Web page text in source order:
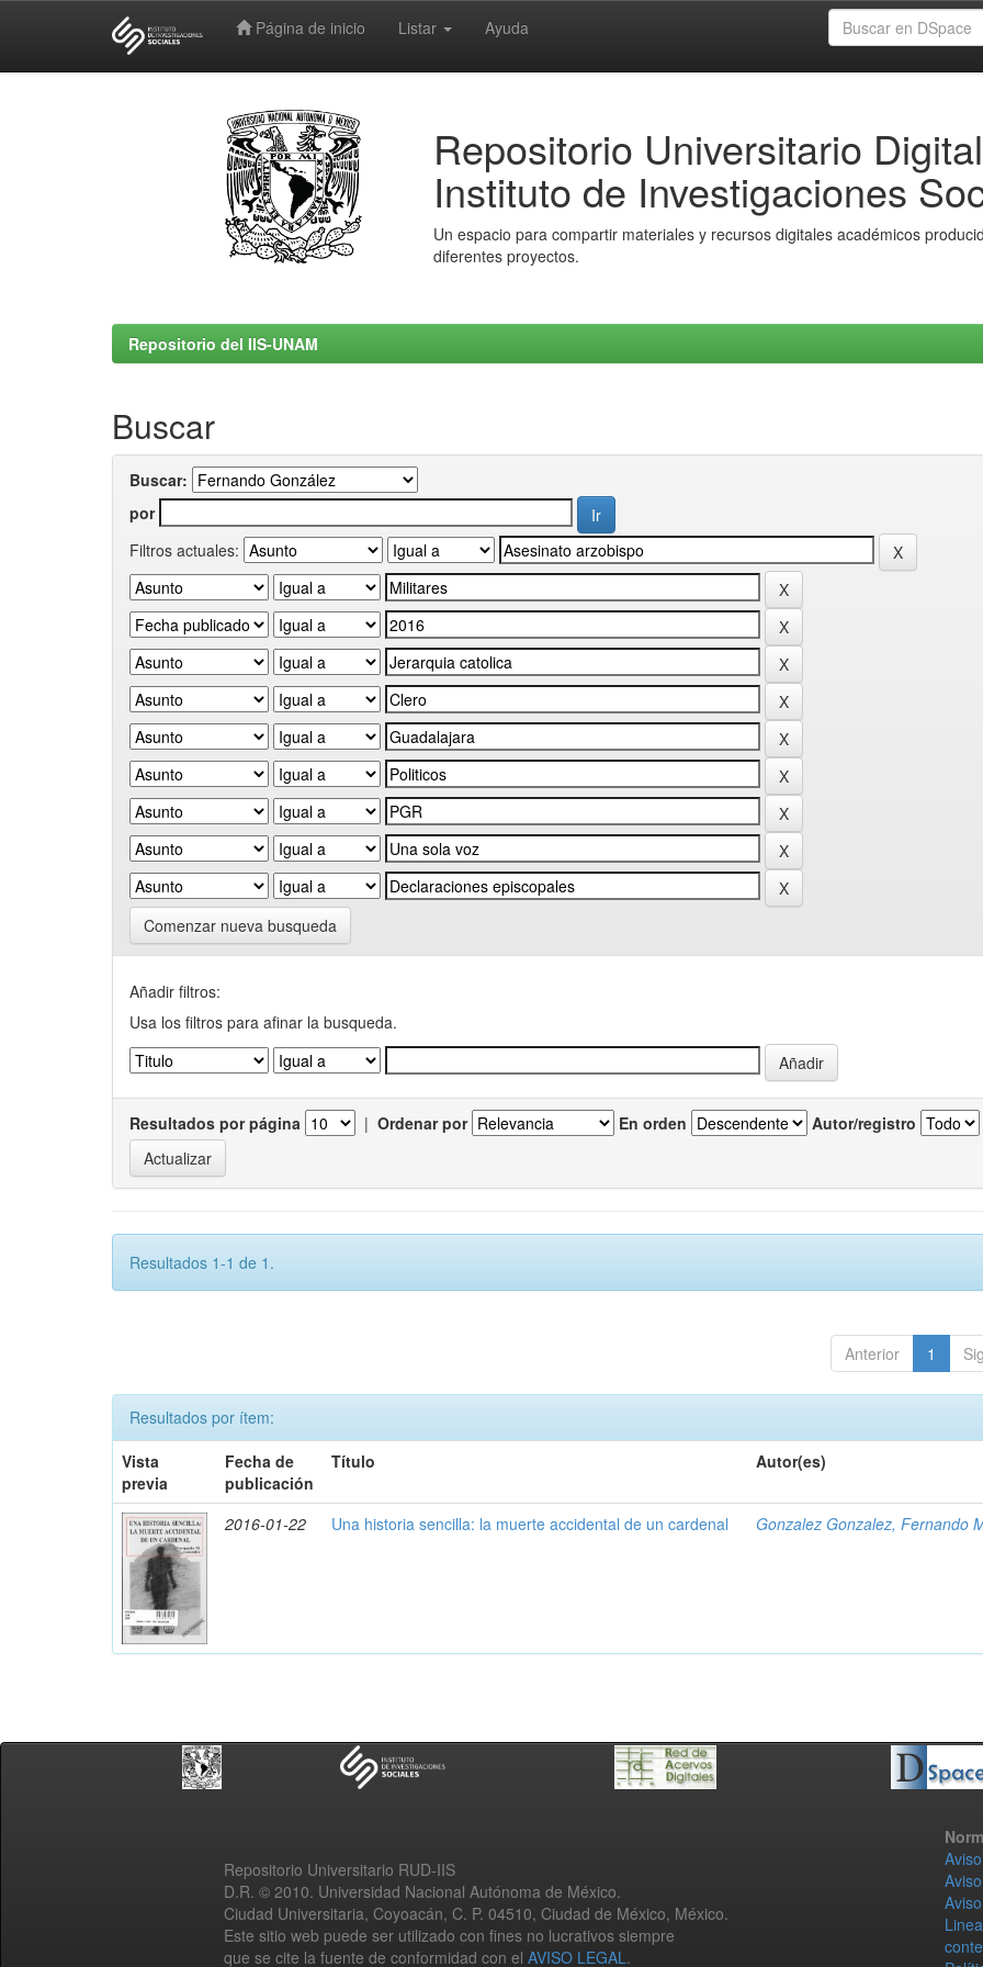
Página de inicio Listar Ayuda
Repositorio Universitario Digital
Instituto de Investigaciones
Un espacio para compartir materiales y recursos digitales académicos
diferentes proyectos.
Repositorio del IIS-UNAM
Buscar
Buscar:
por
Filtros actuales:
Comenzar nueva busqueda
Añadir filtros:
Usa los filtros para afinar la busqueda.
Resultados por página | Ordenar por En orden Autor/registro
Resultados 1-1 de 1.
Anterior 1
Resultados por ítem:
Vista
previa
Fecha de
publicación
Título Autor(es)
2016-01-22 Una historia sencilla: la muerte accidental de un cardenal Gonzalez Gonzalez, Fernando
Repositorio Universitario RUD-IIS
D.R. © 2010. Universidad Nacional Autónoma de México.
Ciudad Universitaria, Coyoacán, C. P. 04510, Ciudad de México, México.
Este sitio web puede ser utilizado con fines no lucrativos siempre
que se cite la fuente de conformidad con el AVISO LEGAL.